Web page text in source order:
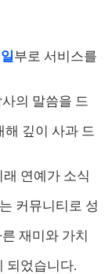
일부로 서비스를
의 말씀을 드
해 깊이 사과 드
연예가 소식
커뮤니티로 성
재미와 가치
되었습니다.